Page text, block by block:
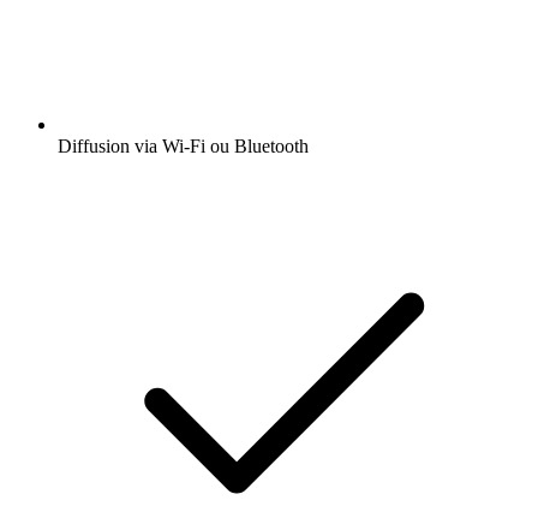
Diffusion via Wi-Fi ou Bluetooth